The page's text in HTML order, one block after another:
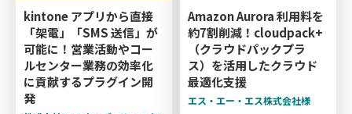
kintone アプリから直接
「架電」「SMS 送信」が
可能に！営業活動やコー
ルセンター業務の効率化
に貢献するプラグイン開
発
Amazon Aurora 利用料を
約7割削減！cloudpack+
（クラウドパックプラ
ス）を活用したクラウド
最適化支援
エス・エー・エス株式会社様